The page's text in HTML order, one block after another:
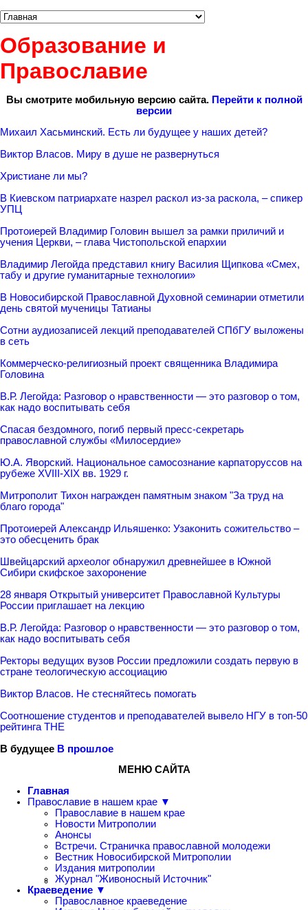
Образование и
Православие
Вы смотрите мобильную версию сайта. Перейти к полной
версии
Михаил Хасьминский. Есть ли будущее у наших детей?
Виктор Власов. Миру в душе не развернуться
Христиане ли мы?
В Киевском патриархате назрел раскол из-за раскола, – спикер
УПЦ
Протоиерей Владимир Головин вышел за рамки приличий и
учения Церкви, – глава Чистопольской епархии
Владимир Легойда представил книгу Василия Щипкова «Смех,
табу и другие гуманитарные технологии»
В Новосибирской Православной Духовной семинарии отметили
день святой мученицы Татианы
Сотни аудиозаписей лекций преподавателей СПбГУ выложены
в сеть
Коммерческо-религиозный проект священника Владимира
Головина
В.Р. Легойда: Разговор о нравственности — это разговор о том,
как надо воспитывать себя
Спасая бездомного, погиб первый пресс-секретарь
православной службы «Милосердие»
Ю.А. Яворский. Национальное самосознание карпаторуссов на
рубеже XVIII-XIX вв. 1929 г.
Митрополит Тихон награжден памятным знаком "За труд на
благо города"
Протоиерей Александр Ильяшенко: Узаконить сожительство –
это обесценить брак
Швейцарский археолог обнаружил древнейшее в Южной
Сибири скифское захоронение
28 января Открытый университет Православной Культуры
России приглашает на лекцию
В.Р. Легойда: Разговор о нравственности — это разговор о том,
как надо воспитывать себя
Ректоры ведущих вузов России предложили создать первую в
стране теологическую ассоциацию
Виктор Власов. Не стесняйтесь помогать
Соотношение студентов и преподавателей вывело НГУ в топ-50
рейтинга ТНЕ
В будущее В прошлое
МЕНЮ САЙТА
Главная
Православие в нашем крае ▼
Православие в нашем крае
Новости Митрополии
Анонсы
Встречи. Страничка православной молодежи
Вестник Новосибирской Митрополии
Издания митрополии
Журнал "Живоносный Источник"
Краеведение ▼
Православное краеведение